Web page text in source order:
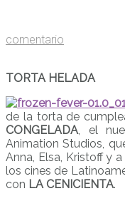
comentario
TORTA HELADA
de la torta de
CONGELADA, el
Animation Studios,
Anna, Elsa, Kristoff y
los cines de
con LA CENICIENTA.